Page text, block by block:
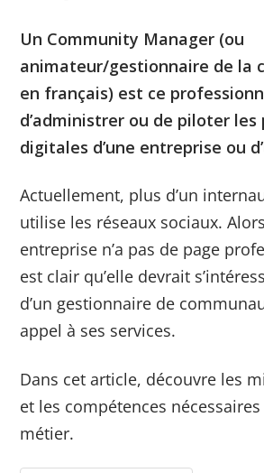
Un Community Manager (ou
animateur/gestionnaire de la
en français) est ce
d’administrer ou de piloter
digitales d’une entreprise ou
Actuellement, plus d’un
utilise les réseaux sociaux.
entreprise n’a pas de page
est clair qu’elle devrait
d’un gestionnaire de
appel à ses services.
Dans cet article, découvre les
et les compétences
métier.